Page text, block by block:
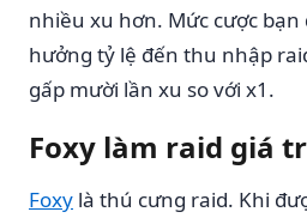
nhiều xu hơn. Mức cược
hưởng tỷ lệ đến thu nhập
gấp mười lần xu so với x1.
Foxy làm raid giá
Foxy là thú cưng raid. Khi